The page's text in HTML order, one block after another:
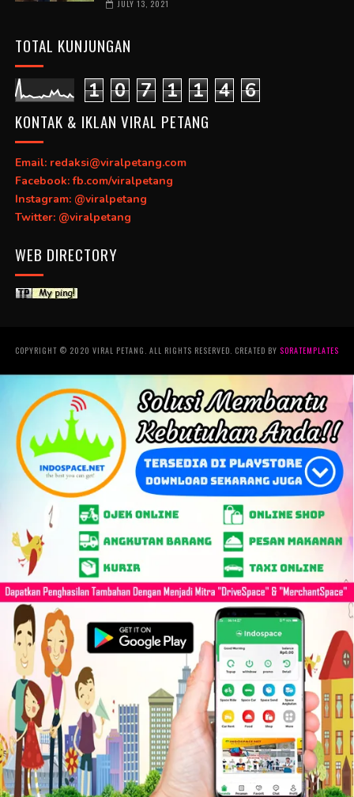
JULY 13, 2021
TOTAL KUNJUNGAN
1 0 7 1 1 4 6
KONTAK & IKLAN VIRAL PETANG
Email: redaksi@viralpetang.com
Facebook: fb.com/viralpetang
Instagram: @viralpetang
Twitter: @viralpetang
WEB DIRECTORY
COPYRIGHT © 2020 VIRAL PETANG. ALL RIGHTS RESERVED. CREATED BY SORATEMPLATES